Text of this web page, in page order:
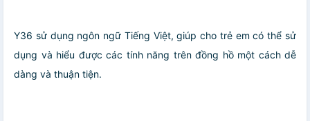
Y36 sử dụng ngôn ngữ Tiếng Việt, giúp cho trẻ em có thể sử
dụng và hiểu được các tính năng trên đồng hồ một cách dễ
dàng và thuận tiện.